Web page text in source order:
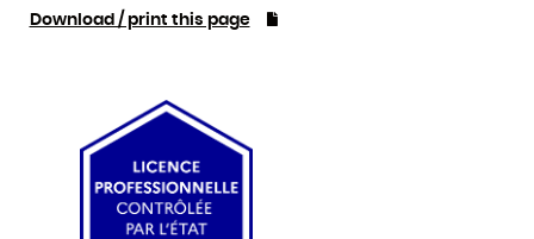
Download / print this page